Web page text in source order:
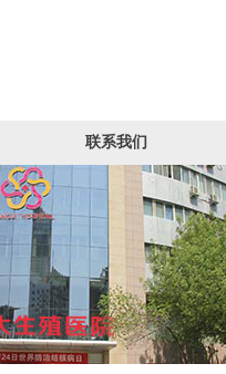
联系我们